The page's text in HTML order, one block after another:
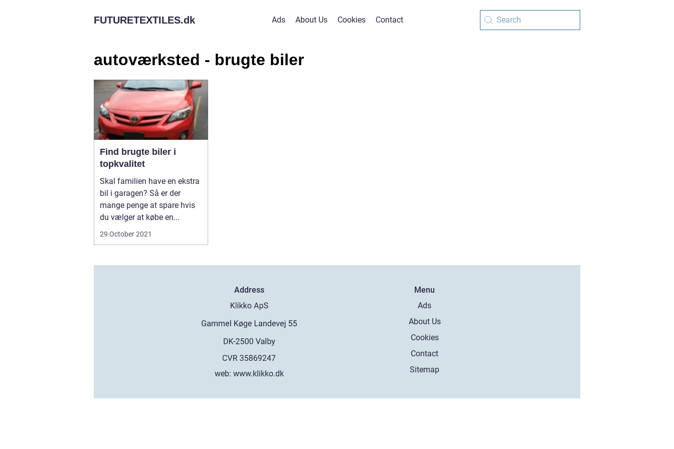
FUTURETEXTILES.dk Ads About Us Cookies Contact
autoværksted - brugte biler
Find brugte biler i
topkvalitet
Skal familien have en ekstra
bil i garagen? Så er der
mange penge at spare hvis
du vælger at købe en...
29 October 2021
Address
web:www.klikko.dk
Menu
Ads
About Us
Cookies
Contact
Sitemap